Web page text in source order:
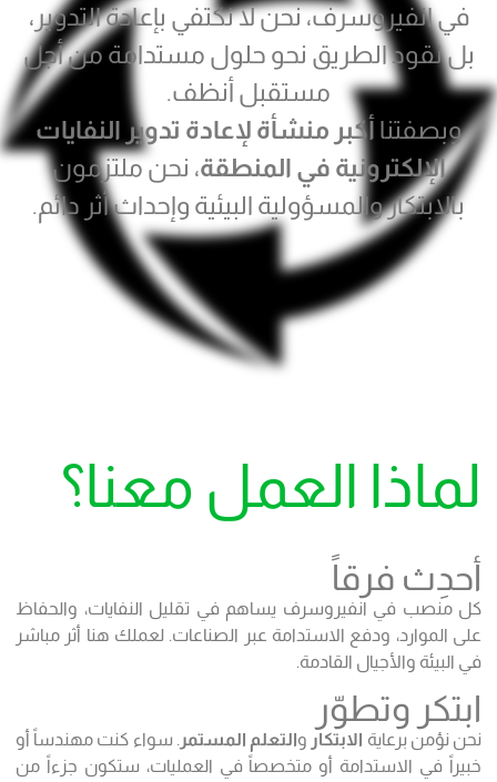
في انفيروسرف، نحن لا نكتفي بإعادة التدوير،
بل نقود الطريق نحو حلول مستدامة من أجل
مستقبل أنظف.
وبصفتنا أكبر منشأة لإعادة تدوير النفايات
الإلكترونية في المنطقة، نحن ملتزمون
بالابتكار والمسؤولية البيئية وإحداث أثر دائم.
لماذا العمل معنا؟
أحدِث فرقاً
كل منصب في انفيروسرف يساهم في تقليل النفايات، والحفاظ
على الموارد، ودفع الاستدامة عبر الصناعات. لعملك هنا أثر مباشر
في البيئة والأجيال القادمة.
ابتكر وتطوّر
نحن نؤمن برعاية الابتكار والتعلم المستمر . سواء كنت مهندساً أو
خبيراً في الاستدامة أو متخصصاً في العمليات، ستكون جزءاً من